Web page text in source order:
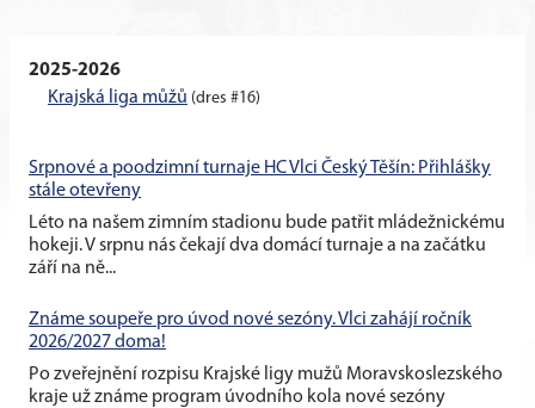
2025-2026
Krajská liga můžů (dres #16)
Srpnové a poodzimní turnaje HC Vlci Český Těšín: Přihlášky
stále otevřeny
Léto na našem zimním stadionu bude patřit mládežnickému
hokeji. V srpnu nás čekají dva domácí turnaje a na začátku
září na ně...
Známe soupeře pro úvod nové sezóny. Vlci zahájí ročník
2026/2027 doma!
Po zveřejnění rozpisu Krajské ligy mužů Moravskoslezského
kraje už známe program úvodního kola nové sezóny